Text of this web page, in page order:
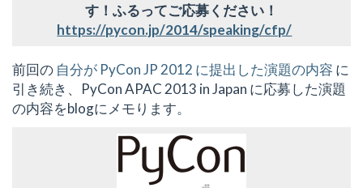
す！ふるってご応募ください！
https://pycon.jp/2014/speaking/cfp/
前回の 自分が PyCon JP 2012 に提出した演題の内容 に
引き続き、PyCon APAC 2013 in Japan に応募した演題
の内容をblogにメモります。